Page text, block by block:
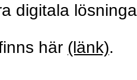
digitala
här (länk).